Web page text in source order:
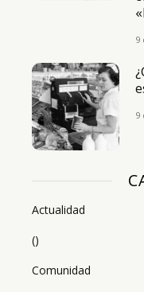
9
9
Actualidad
()
Comunidad